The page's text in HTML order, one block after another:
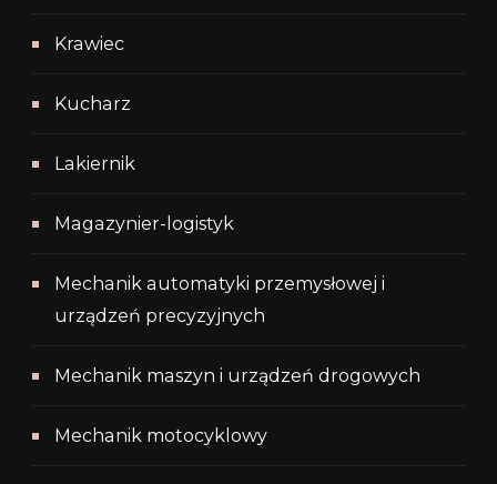
Krawiec
Kucharz
Lakiernik
Magazynier-logistyk
Mechanik automatyki przemysłowej i
urządzeń precyzyjnych
Mechanik maszyn i urządzeń drogowych
Mechanik motocyklowy